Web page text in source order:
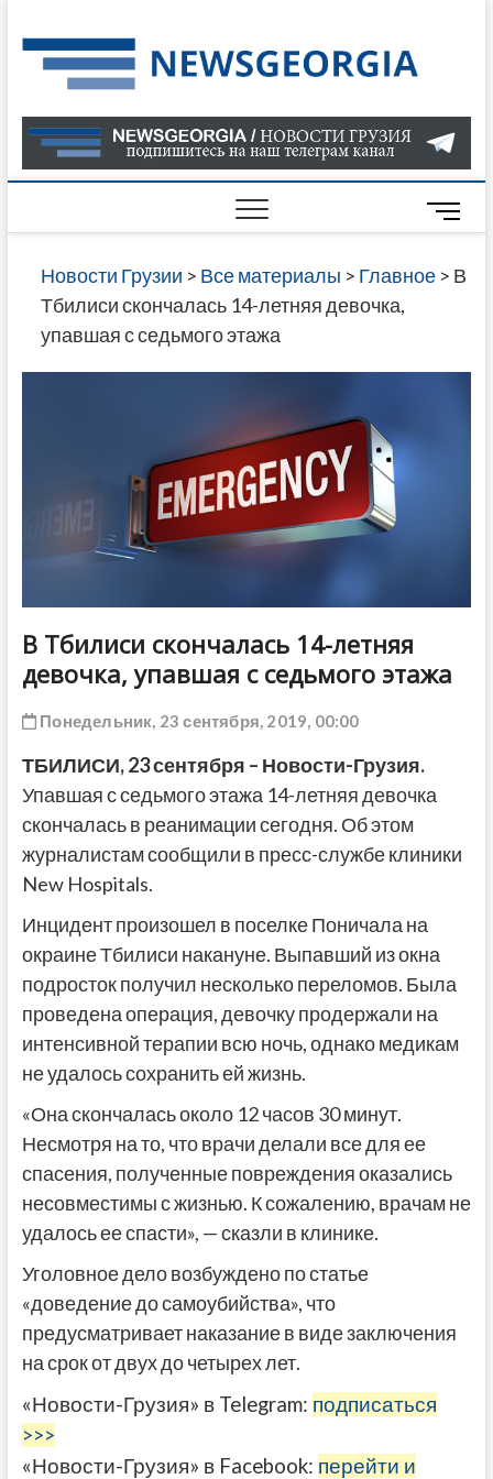
to
content
О
В
ГРУЗИИ
САЙТЕ
M
e
n
Новости Грузии > Все материалы > Главное> В
Тбилиси скончалась 14-летняя девочка,
упавшая с седьмого этажа
В Тбилиси скончалась 14-летняя
девочка, упавшая с седьмого этажа
Понедельник, 23 сентября, 2019, 00:00
ТБИЛИСИ,23сентября – Новости-Грузия.
Упавшая с седьмого этажа 14-летняя девочка
скончалась в реанимации сегодня. Об этом
журналистам сообщили в пресс-службе клиники
New Hospitals.
Инцидент произошел в поселке Поничала на
окраине Тбилиси накануне. Выпавший из окна
подросток получил несколько переломов. Была
проведена операция, девочку продержали на
интенсивной терапии всю ночь, однако медикам
не удалось сохранить ей жизнь.
«Она скончалась около 12 часов 30 минут.
Несмотря на то, что врачи делали все для ее
спасения, полученные повреждения оказались
несовместимы с жизнью. К сожалению, врачам не
удалось ее спасти», — сказли в клинике.
Уголовное дело возбуждено по статье
«доведение до самоубийства», что
предусматривает наказание в виде заключения
на срок от двух до четырех лет.
«Новости-Грузия» в Telegram: подписаться
>>>
«Новости-Грузия» в Facebook: перейти и